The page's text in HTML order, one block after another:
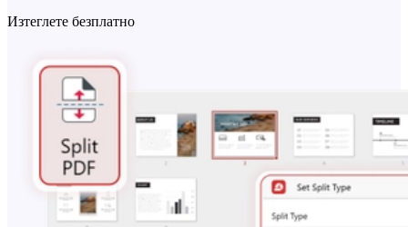
Изтеглете безплатно